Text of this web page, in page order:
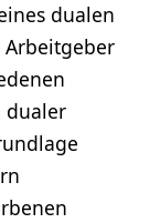
dualen
dualer